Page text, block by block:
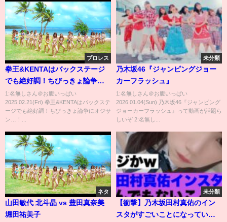
プロレス
拳王&KENTAはバックステージ
でも絶好調！ちびっきょ論争に
オジサン…！そして恒例の「結
局､俺が何を言いたいかっていう
と…」2.20福岡大会 試合後コメ
ト好評発売中‼️
1:名無しさん＠お腹いっぱい
2025.02.21(Fri) 拳王&KENTAはバックステ
ージでも絶好調！ちびっきょ論争にオジサ
ン…！...
未分類
乃木坂46『ジャンピングジョー
カーフラッシュ』
1:名無しさん＠お腹いっぱい
2026.01.04(Sun) 乃木坂46『ジャンピング
ジョーカーフラッシュ』って動画が話題ら
しいぞ 2:名無し...
ネタ
山田敏代 北斗晶 vs 豊田真奈美
堀田祐美子
未分類
【衝撃】乃木坂田村真佑のイン
スタがすごいことになっている